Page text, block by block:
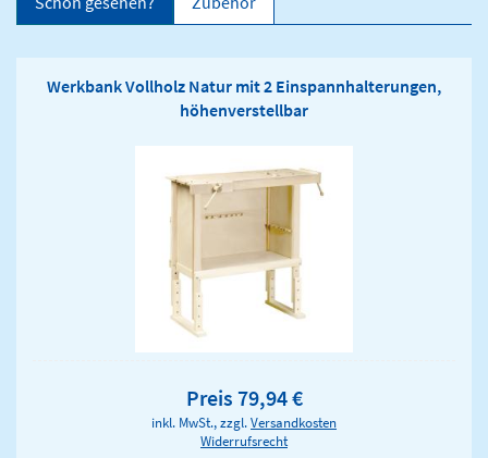
Werkbank Vollholz Natur mit 2 Einspannhalterungen,
höhenverstellbar
Preis 79,94 €
inkl. MwSt., zzgl.Versandkosten
Widerrufsrecht